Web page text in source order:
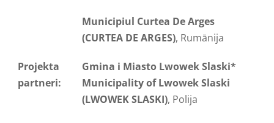
Projekta
partneri:
Municipiul Curtea De Arges
(CURTEA DE ARGES), Rumānija
Gmina i Miasto Lwowek Slaski*
Municipality of Lwowek Slaski
(LWOWEK SLASKI), Polija